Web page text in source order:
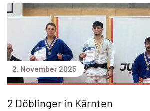
2. November 2025
2 Döblinger in Kärnten